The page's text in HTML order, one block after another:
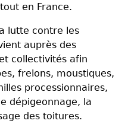
en France.
lutte contre les
auprès des
collectivités afin
frelons, moustiques,
processionnaires,
dépigeonnage, la
des toitures.